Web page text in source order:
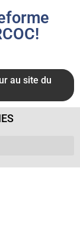
au site du